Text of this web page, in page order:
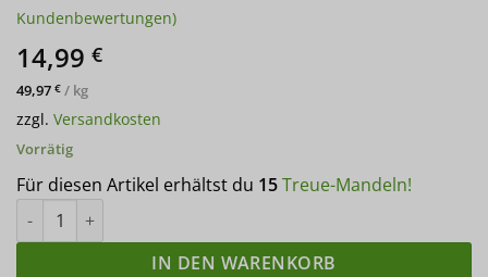
Bewertet
mit4.55
von 5,
basierend
40
Kundenbewertungen
Kundenbewertungen)
14,99 €
49,97 € / kg
zzgl. Versandkosten
Vorrätig
Für diesen Artikel erhältst du 15Treue-Mandeln!
Vanilletraum Bourbon-Vanille & Erythritol - Vanillezucker low
IN DEN WARENKORB